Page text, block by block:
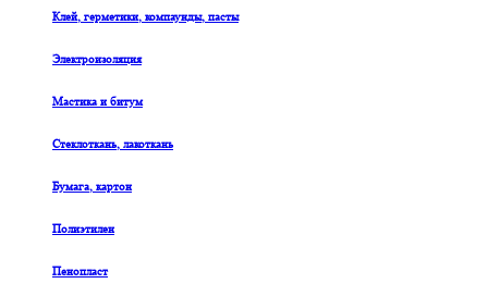
Клей, герметики, компаунды, пасты
Электроизоляция
Мастика и битум
Стеклоткань, лакоткань
Бумага, картон
Полиэтилен
Пенопласт